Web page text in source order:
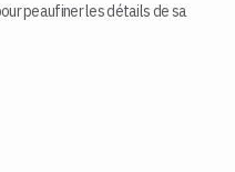
peaufiner les détails de sa